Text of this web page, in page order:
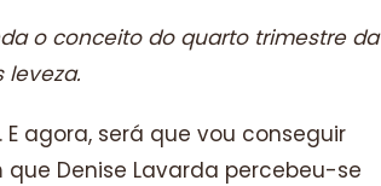
o conceito do quarto trimestre da
agora, será que vou conseguir
Denise Lavarda percebeu-se